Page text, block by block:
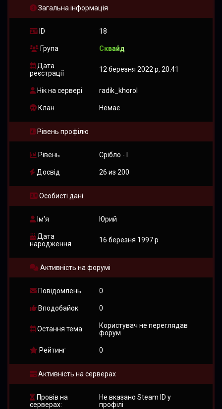
Загальна інформація
ID 18
Група Сквайд
Дата
реєстрації
12 березня 2022 р, 20:41
Нік на сервері radik_khorol
Клан Немає
Рівень профілю
Рівень Срібло - I
Досвід 26 из 200
Особисті дані
Ім'я Юрий
Дата
народження
16 березня 1997 р
Активність на форумі
Повідомлень 0
Вподобайок 0
Остання тема
Користувач не переглядав
форум
Рейтинг 0
Активність на серверах
Провів на
серверах:
Не вказано Steam ID у
профілі